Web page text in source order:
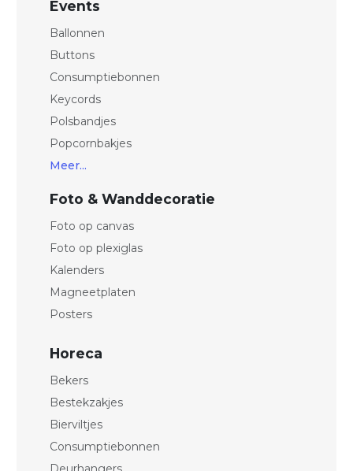
Events
Ballonnen
Buttons
Consumptiebonnen
Keycords
Polsbandjes
Popcornbakjes
Meer...
Foto & Wanddecoratie
Foto op canvas
Foto op plexiglas
Kalenders
Magneetplaten
Posters
Horeca
Bekers
Bestekzakjes
Bierviltjes
Consumptiebonnen